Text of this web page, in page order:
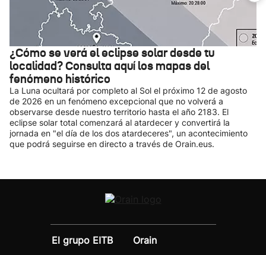
¿Cómo se verá el eclipse solar desde tu
localidad? Consulta aquí los mapas del
fenómeno histórico
La Luna ocultará por completo al Sol el próximo 12 de agosto
de 2026 en un fenómeno excepcional que no volverá a
observarse desde nuestro territorio hasta el año 2183. El
eclipse solar total comenzará al atardecer y convertirá la
jornada en "el día de los dos atardeceres", un acontecimiento
que podrá seguirse en directo a través de Orain.eus.
El grupo EITB
Orain